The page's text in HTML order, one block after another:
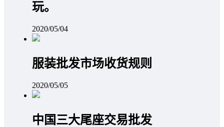
玩。
2020/05/04
服装批发市场收货规则
2020/05/05
中国三大尾座交易批发